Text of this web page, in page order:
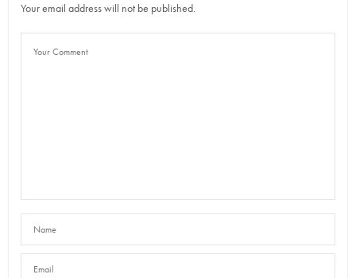
Your email address will not be published.